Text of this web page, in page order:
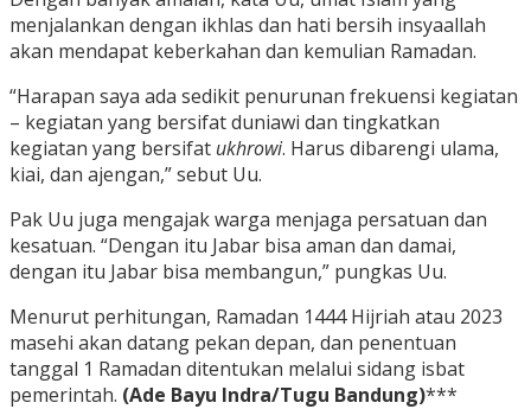
menjalankan dengan ikhlas dan hati bersih insyaallah
akan mendapat keberkahan dan kemulian Ramadan.
“Harapan saya ada sedikit penurunan frekuensi kegiatan
– kegiatan yang bersifat duniawi dan tingkatkan
kegiatan yang bersifat ukhrowi. Harus dibarengi ulama,
kiai, dan ajengan,” sebut Uu.
Pak Uu juga mengajak warga menjaga persatuan dan
kesatuan. “Dengan itu Jabar bisa aman dan damai,
dengan itu Jabar bisa membangun,” pungkas Uu.
Menurut perhitungan, Ramadan 1444 Hijriah atau 2023
masehi akan datang pekan depan, dan penentuan
tanggal 1 Ramadan ditentukan melalui sidang isbat
pemerintah. (Ade Bayu Indra/Tugu Bandung)***